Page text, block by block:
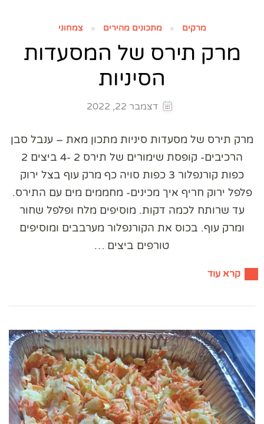
מרקים מתכונים מהירים צמחוני
מרק תירס של המסעדות
הסיניות
דצמבר 22, 2022
מרק תירס של מסעדות סיניות מתכון מאת – ענבל סבן
הרכיבים- קופסת שימורים של תירס 2 -4 ביצים 2
כפות קורנפלור 3 כפות סויה כף מרק עוף בצל ירוק
פלפל ירוק חריף איך מכינים- מחממים מים עם התירס.
עד שרותח לכמה דקות. מוסיפים מלח ופלפל שחור
ומרק עוף. בכוס את הקורנפלור מערבבים ומוסיפים
טורפים ביצים …
קרא עוד